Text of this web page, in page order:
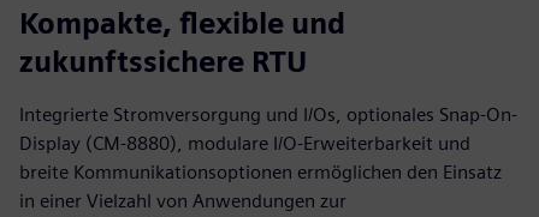
Kompakte, flexible und
zukunftssichere RTU
Integrierte Stromversorgung und I/Os, optionales Snap-On-
Display (CM‑8880), modulare I/O-Erweiterbarkeit und
breite Kommunikationsoptionen ermöglichen den Einsatz
in einer Vielzahl von Anwendungen zur